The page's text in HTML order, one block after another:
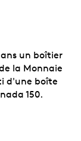
un boîtier
la Monnaie
d'une boîte
150.